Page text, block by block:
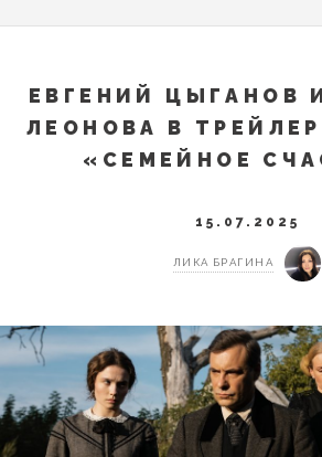
ЕВГЕНИЙ ЦЫГАНОВ
ЛЕОНОВА В
«СЕМЕЙНОЕ
15.07.2025
ЛИКА БРАГИНА